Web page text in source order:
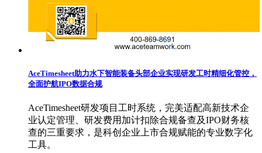
AceTimesheet助力水下智能装备头部企业实现研发工时精细化管控，
全面护航IPO数据合规
AceTimesheet研发项目工时系统，完美适配高新技术企
业认定管理、研发费用加计扣除合规备查及IPO财务核
查的三重要求，是科创企业上市合规赋能的专业数字化
工具。